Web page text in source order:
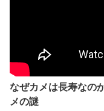
恐竜が絶滅した日、